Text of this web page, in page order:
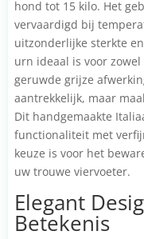
hond tot 15 kilo. Het
vervaardigd bij
uitzonderlijke sterkte
urn ideaal is voor
geruwde grijze
aantrekkelijk, maar
Dit handgemaakte
functionaliteit met
keuze is voor het
uw trouwe viervoeter.
Elegant
Betekenis